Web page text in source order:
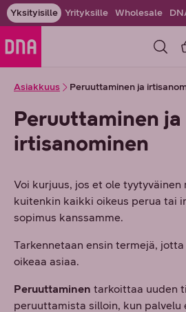
Yksityisille Yrityksille Wholesale
Asiakkuus Peruuttaminen ja
Peruuttaminen ja
irtisanominen
Voi kurjuus, jos et ole tyytyväinen
kuitenkin kaikki oikeus perua tai
sopimus kanssamme.
Tarkennetaan ensin termejä,
oikeaa asiaa.
Peruuttaminen tarkoittaa uuden
peruuttamista silloin, kun palvelu